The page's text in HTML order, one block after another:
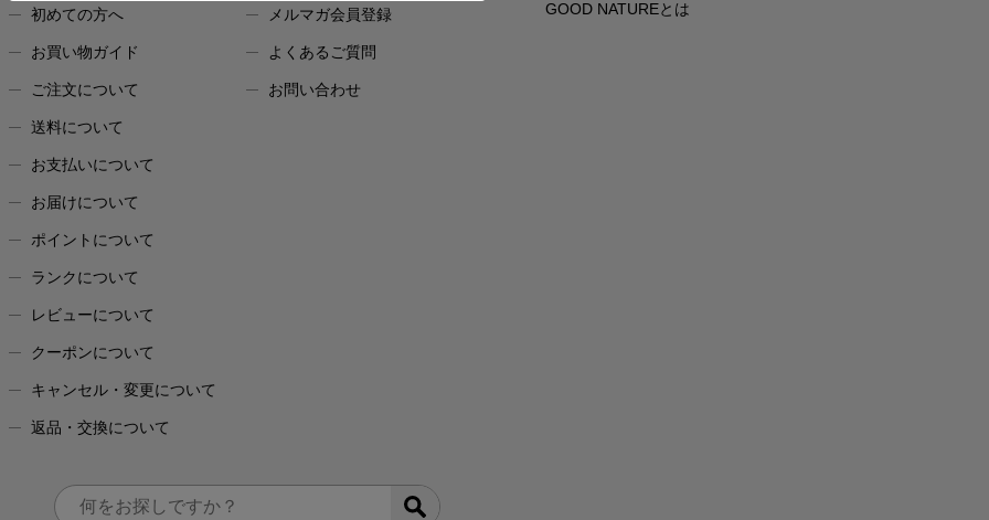
初めての方へ
お買い物ガイド
ご注文について
送料について
お支払いについて
お届けについて
ポイントについて
ランクについて
レビューについて
クーポンについて
キャンセル・変更について
返品・交換について
メルマガ会員登録
よくあるご質問
お問い合わせ
GOOD NATUREとは